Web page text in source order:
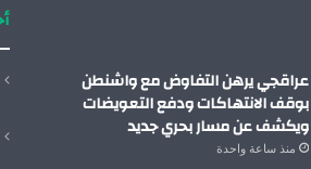
عراقجي يرهن التفاوض مع واشنطن
بوقف الانتهاكات ودفع التعويضات
ويكشف عن مسار بحري جديد
منذ ساعة واحدة